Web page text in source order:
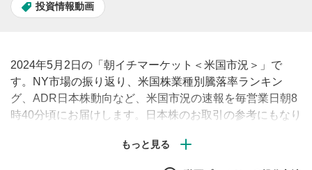
投資情報動画
2024年5月2日の「朝イチマーケット＜米国市況＞」で
す。NY市場の振り返り、米国株業種別騰落率ランキン
グ、ADR日本株動向など、米国市況の速報を毎営業日朝8
時40分頃にお届けします。日本株のお取引の参考にもなり